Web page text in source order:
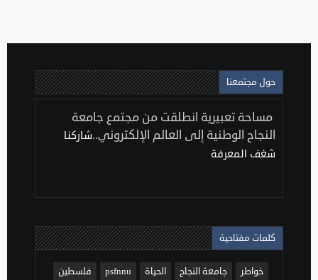
حول مجتمعنا
مساحة تعبيرية انطلقت من مجتمع جامعة
النجاح الوطنية إلى العالم الإلكتروني..شاركنا
شغف المعرفة
كلمات مفتاحية
خواطر جامعة النجاح الحياة psfnnu
فلسطين